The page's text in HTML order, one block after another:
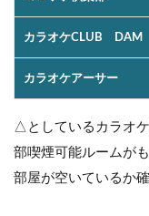
カラオケCLUB DAM
カラオケアーサー
△としているカラオ
部喫煙可能ルームが
部屋が空いているか